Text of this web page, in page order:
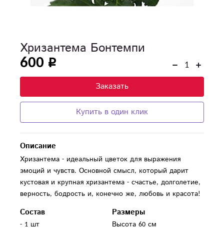
Хризантема Бонтемпи
600
Заказать
Купить в один клик
Описание
Хризантема - идеальный цветок для выражения
эмоций и чувств. Основной смысл, который дарит
кустовая и крупная хризантема - счастье, долголетие,
верность, бодрость и, конечно же, любовь и красота!
Состав
- 1 шт
Размеры
Высота 60 см